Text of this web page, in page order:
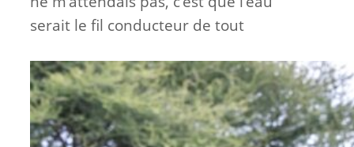
serait le fil conducteur de tout